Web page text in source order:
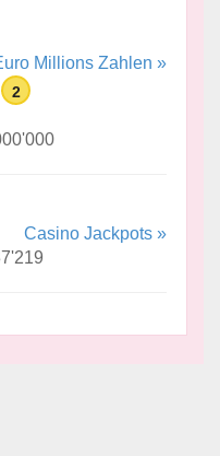
Millions Zahlen »
2
Casino Jackpots »